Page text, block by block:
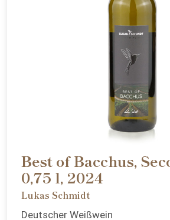
Best of Bacchus,
0,75 l, 2024
Lukas Schmidt
Deutscher Weißwein